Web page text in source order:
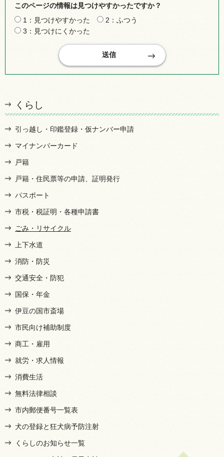
このページの情報は見つけやすかったですか？
1：見つけやすかった
2：ふつう
3：見つけにくかった
くらし
引っ越し・印鑑登録・仮ナンバー申請
マイナンバーカード
戸籍
戸籍・住民票等の申請、証明発行
パスポート
市税・税証明・各種申請書
ごみ・リサイクル
上下水道
消防・防災
交通安全・防犯
国保・年金
伊豆の国市斎場
市民向け補助制度
商工・雇用
就労・求人情報
消費生活
無料法律相談
市内郵便番号一覧表
犬の登録と狂犬病予防注射
くらしのお知らせ一覧